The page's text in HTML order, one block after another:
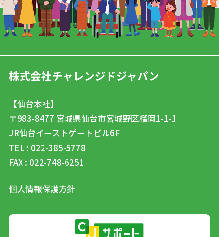
株式会社チャレンジドジャパン
【仙台本社】
〒983-8477 宮城県仙台市宮城野区榴岡1-1-1
JR仙台イーストゲートビル6F
TEL : 022-385-5778
FAX : 022-748-6251
個人情報保護方針